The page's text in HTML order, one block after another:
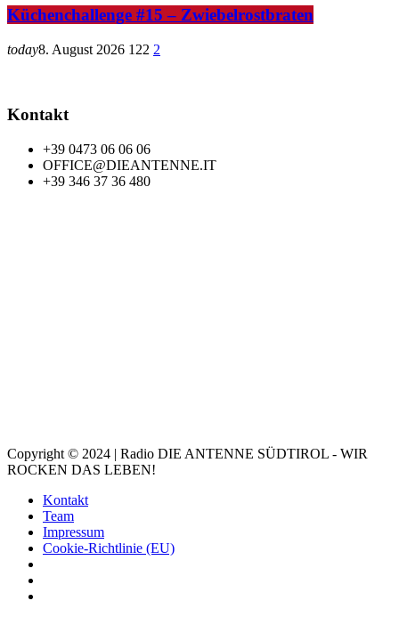
Küchenchallenge #15 – Zwiebelrostbraten
today8. August 2026 122 2
Kontakt
+39 0473 06 06 06
OFFICE@DIEANTENNE.IT
+39 346 37 36 480
Copyright © 2024 | Radio DIE ANTENNE SÜDTIROL - WIR
ROCKEN DAS LEBEN!
Kontakt
Team
Impressum
Cookie-Richtlinie (EU)